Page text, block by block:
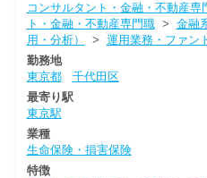
コンサルタント・金融・不動産専
ト・金融・不動産専門職> 金融
用・分析）
> 運用業務・ファン
勤務地
東京都
千代田区
最寄り駅
東京駅
業種
生命保険・損害保険
特徴